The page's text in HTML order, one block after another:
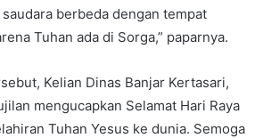
berbeda dengan tempat
Tuhan ada di Sorga,” paparnya.
Kelian Dinas Banjar Kertasari,
mengucapkan Selamat Hari Raya
Tuhan Yesus ke dunia. Semoga